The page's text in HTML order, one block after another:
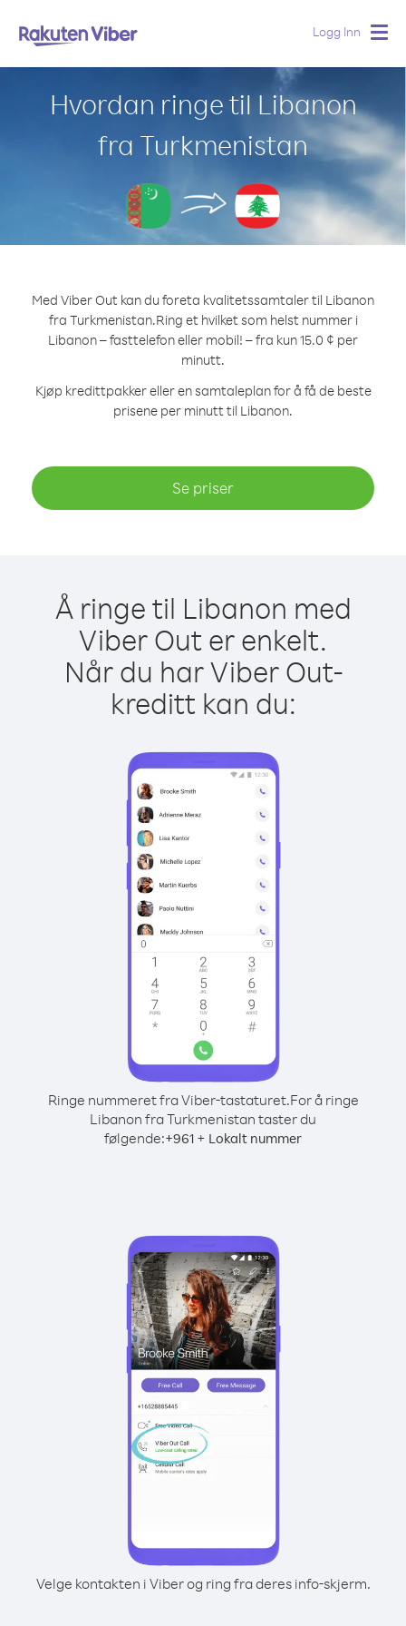
Logg Inn
Hvordan ringe til Libanon
fra Turkmenistan
Med Viber Out kan du foreta kvalitetssamtaler til Libanon
fra Turkmenistan.Ring et hvilket som helst nummer i
Libanon – fasttelefon eller mobil! – fra kun 15.0 ¢ per
minutt.
Kjøp kredittpakker eller en samtaleplan for å få de beste
prisene per minutt til Libanon.
Se priser
Å ringe til Libanon med
Viber Out er enkelt.
Når du har Viber Out-
kreditt kan du:
Ringe nummeret fra Viber-tastaturet.For å ringe
Libanon fra Turkmenistan taster du
følgende:+961 + Lokalt nummer
Velge kontakten i Viber og ring fra deres info-skjerm.